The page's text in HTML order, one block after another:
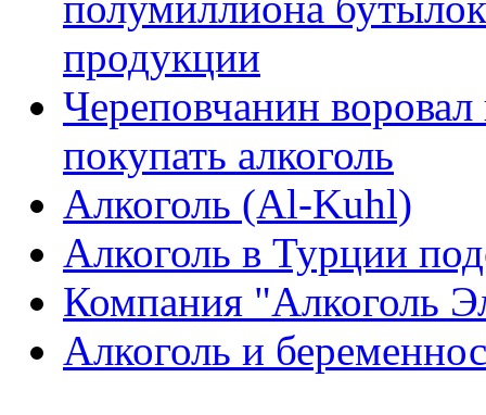
продукции
Череповчанин
покупать алкоголь
Алкоголь (Al-Kuhl)
Алкоголь в Турции
Компания "Алкоголь
Алкоголь и